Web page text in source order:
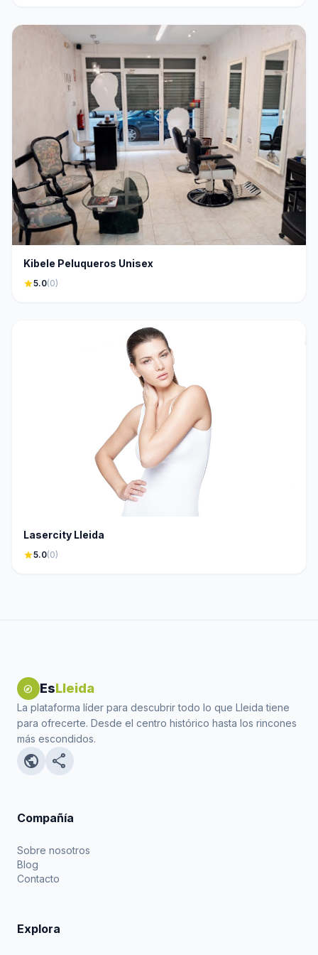
Kibele Peluqueros Unisex
star5.0(0)
Lasercity Lleida
star5.0(0)
explore EsLleida
La plataforma líder para descubrir todo lo que Lleida tiene
para ofrecerte. Desde el centro histórico hasta los rincones
más escondidos.
public share
Compañía
Sobre nosotros
Blog
Contacto
Explora